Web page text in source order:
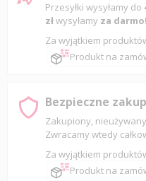
Przesyłki wysyłamy do
złwysyłamy za darmo!
Za wyjątkiem
Produkt na
Bezpieczne
Zakupiony,
Zwracamy wtedy
Za wyjątkiem
Produkt na